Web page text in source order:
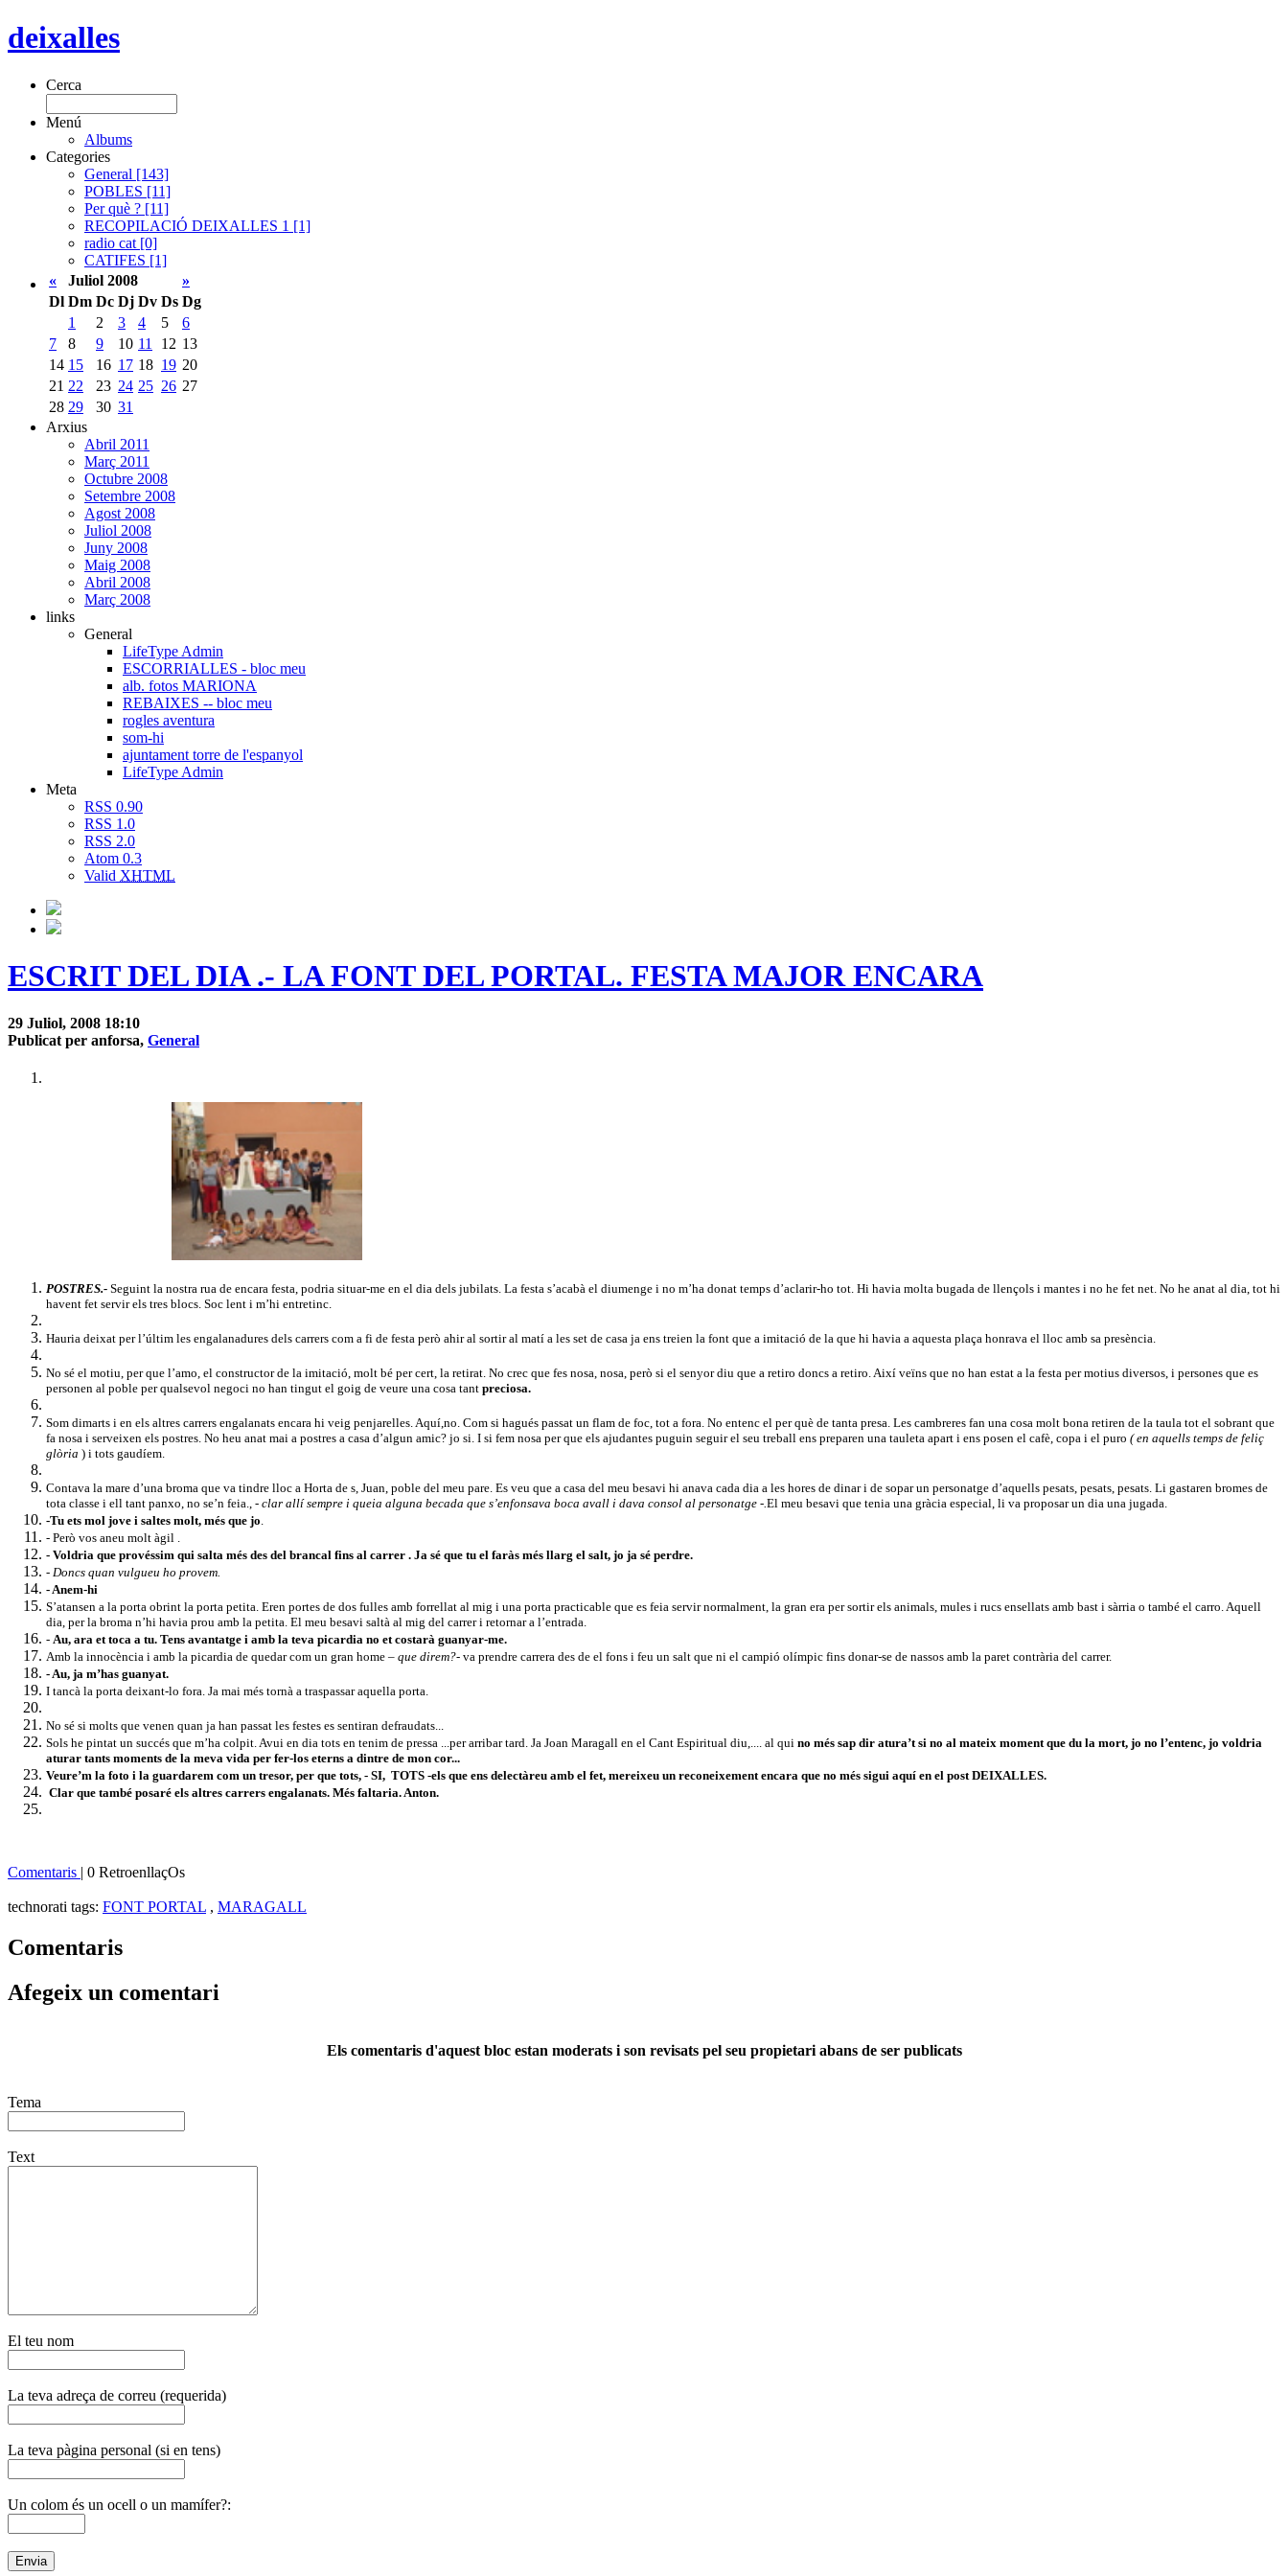
deixalles
Cerca
Menú
Albums
Categories
General [143]
POBLES [11]
Per què ? [11]
RECOPILACIÓ DEIXALLES 1 [1]
radio cat [0]
CATIFES [1]
«
Juliol 2008
»
Dl Dm Dc Dj Dv Ds Dg
1
2 3 4 5
6
7
8 9 10 11 12 13
14 15 16 17 18 19 20
21 22 23 24 25 26 27
28 29 30 31
Arxius
Abril 2011
Març 2011
Octubre 2008
Setembre 2008
Agost 2008
Juliol 2008
Juny 2008
Maig 2008
Abril 2008
Març 2008
links
General
LifeType Admin
ESCORRIALLES - bloc meu
alb. fotos MARIONA
REBAIXES -- bloc meu
rogles aventura
som-hi
ajuntament torre de l'espanyol
LifeType Admin
Meta
RSS 0.90
RSS 1.0
RSS 2.0
Atom 0.3
Valid XHTML
ESCRIT DEL DIA .- LA FONT DEL PORTAL. FESTA MAJOR ENCARA
29 Juliol, 2008 18:10
Publicat per anforsa, General
POSTRES.- Seguint la nostra rua de encara festa, podria situar-me en el dia dels jubilats. La festa s’acabà el diumenge i no m’ha donat temps d’aclarir-ho tot. Hi havia molta bugada de llençols i mantes i no he fet net. No he anat al dia, tot hi
havent fet servir els tres blocs. Soc lent i m’hi entretinc.
Hauria deixat per l’últim les engalanadures dels carrers com a fi de festa però ahir al sortir al matí a les set de casa ja ens treien la font que a imitació de la que hi havia a aquesta plaça honrava el lloc amb sa presència.
No sé el motiu, per que l’amo, el constructor de la imitació, molt bé per cert, la retirat. No crec que fes nosa, nosa, però si el senyor diu que a retiro doncs a retiro. Així veïns que no han estat a la festa per motius diversos, i persones que es
personen al poble per qualsevol negoci no han tingut el goig de veure una cosa tant preciosa.
Som dimarts i en els altres carrers engalanats encara hi veig penjarelles. Aquí,no. Com si hagués passat un flam de foc, tot a fora. No entenc el per què de tanta presa. Les cambreres fan una cosa molt bona retiren de la taula tot el sobrant que
fa nosa i serveixen els postres. No heu anat mai a postres a casa d’algun amic? jo si. I si fem nosa per que els ajudantes puguin seguir el seu treball ens preparen una tauleta apart i ens posen el cafè, copa i el puro ( en aquells temps de feliç
glòria ) i tots gaudíem.
Contava la mare d’una broma que va tindre lloc a Horta de s, Juan, poble del meu pare. Es veu que a casa del meu besavi hi anava cada dia a les hores de dinar i de sopar un personatge d’aquells pesats, pesats, pesats. Li gastaren bromes de
tota classe i ell tant panxo, no se’n feia., - clar allí sempre i queia alguna becada que s’enfonsava boca avall i dava consol al personatge -.El meu besavi que tenia una gràcia especial, li va proposar un dia una jugada.
-Tu ets mol jove i saltes molt, més que jo.
- Però vos aneu molt àgil .
- Voldria que provéssim qui salta més des del brancal fins al carrer . Ja sé que tu el faràs més llarg el salt, jo ja sé perdre.
- Doncs quan vulgueu ho provem.
- Anem-hi
S’atansen a la porta obrint la porta petita. Eren portes de dos fulles amb forrellat al mig i una porta practicable que es feia servir normalment, la gran era per sortir els animals, mules i rucs ensellats amb bast i sàrria o també el carro. Aquell
dia, per la broma n’hi havia prou amb la petita. El meu besavi saltà al mig del carrer i retornar a l’entrada.
- Au, ara et toca a tu. Tens avantatge i amb la teva picardia no et costarà guanyar-me.
Amb la innocència i amb la picardia de quedar com un gran home – que direm?- va prendre carrera des de el fons i feu un salt que ni el campió olímpic fins donar-se de nassos amb la paret contrària del carrer.
- Au, ja m’has guanyat.
I tancà la porta deixant-lo fora. Ja mai més tornà a traspassar aquella porta.
No sé si molts que venen quan ja han passat les festes es sentiran defraudats...
Sols he pintat un succés que m’ha colpit. Avui en dia tots en tenim de pressa ...per arribar tard. Ja Joan Maragall en el Cant Espiritual diu,.... al qui no més sap dir atura’t si no al mateix moment que du la mort, jo no l’entenc, jo voldria
aturar tants moments de la meva vida per fer-los eterns a dintre de mon cor...
Veure’m la foto i la guardarem com un tresor, per que tots, - SI, TOTS -els que ens delectàreu amb el fet, mereixeu un reconeixement encara que no més sigui aquí en el post DEIXALLES.
Clar que també posaré els altres carrers engalanats. Més faltaria. Anton.
Comentaris | 0 RetroenllaçOs
technorati tags: FONT PORTAL , MARAGALL
Comentaris
Afegeix un comentari
Els comentaris d'aquest bloc estan moderats i son revisats pel seu propietari abans de ser publicats
Tema
Text
El teu nom
La teva adreça de correu (requerida)
La teva pàgina personal (si en tens)
Un colom és un ocell o un mamífer?: